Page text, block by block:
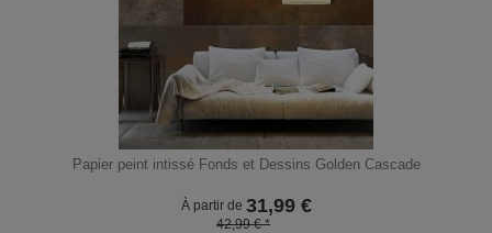
Papier peint intissé Fonds et Dessins Golden Cascade
À partir de 31,99€
42,99 € *